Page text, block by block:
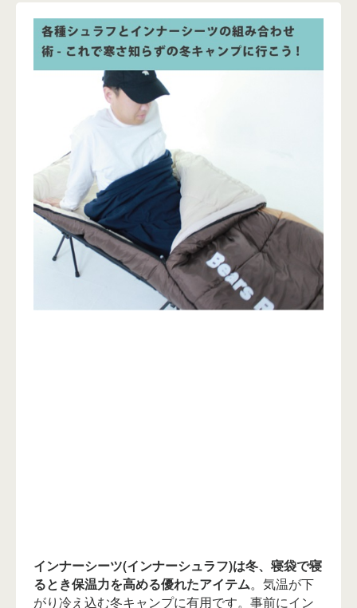
インナーシーツ(インナーシュラフ)は冬、寝袋で寝
るとき保温力を高める優れたアイテム。気温が下
がり冷え込む冬キャンプに有用です。事前にイン